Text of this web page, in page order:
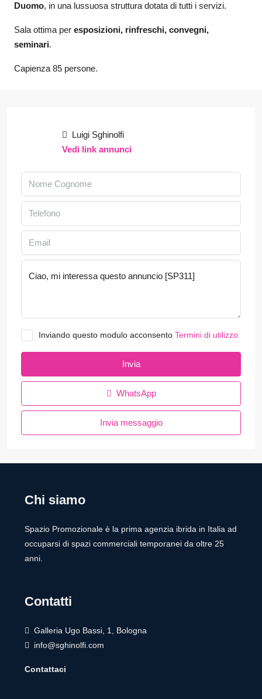
Duomo, in una lussuosa struttura dotata di tutti i servizi.
Sala ottima per esposizioni, rinfreschi, convegni,
seminari.
Capienza 85 persone.
Luigi Sghinolfi
Vedi link annunci
Inviando questo modulo acconsento Termini di utilizzo
Invia
WhatsApp
Invia messaggio
Chi siamo
Spazio Promozionale è la prima agenzia ibrida in Italia ad
occuparsi di spazi commerciali temporanei da oltre 25
anni.
Contatti
Galleria Ugo Bassi, 1, Bologna
info@sghinolfi.com
Contattaci